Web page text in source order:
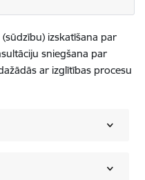
izskatīšana par
sniegšana par
ar izglītības procesu